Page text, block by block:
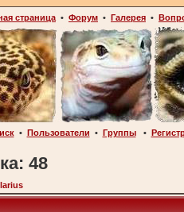
страница • Форум • Галерея •
• Пользователи • Группы•
48